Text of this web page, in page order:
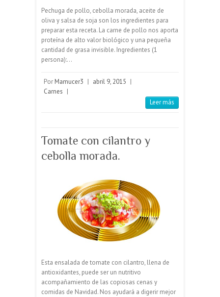
Pechuga de pollo, cebolla morada, aceite de
oliva y salsa de soja son los ingredientes para
preparar esta receta. La carne de pollo nos aporta
proteína de alto valor biológico y una pequeña
cantidad de grasa invisible. Ingredientes (1
persona):…
Por Mamucer3 | abril 9, 2015 |
Carnes |
Leer más
Tomate con cilantro y
cebolla morada.
Esta ensalada de tomate con cilantro, llena de
antioxidantes, puede ser un nutritivo
acompañamiento de las copiosas cenas y
comidas de Navidad. Nos ayudará a digerir mejor